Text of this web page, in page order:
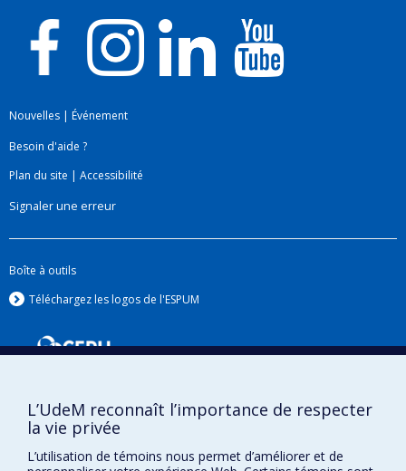
Nouvelles | Événement
Besoin d'aide ?
Plan du site | Accessibilité
Signaler une erreur
Boîte à outils
Téléchargez les logos de l'ESPUM
L’UdeM reconnaît l’importance de respecter
la vie privée
L’utilisation de témoins nous permet d’améliorer et de